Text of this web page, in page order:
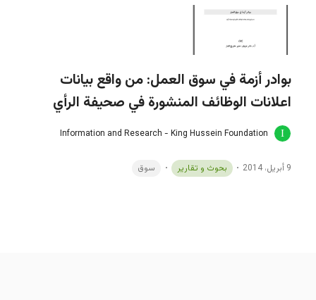
بوادر أزمة في سوق العمل: من واقع بيانات
اعلانات الوظائف المنشورة في صحيفة الرأي
Information and Research - King Hussein Foundation
9 أبريل، 2014 بحوث و تقارير سوق